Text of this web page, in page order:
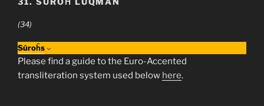
(34)
Súroḧs
Please find a guide to the Euro-Accented
transliteration system used below here.